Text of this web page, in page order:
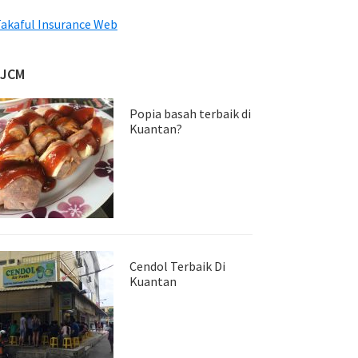
Insurance Web
Popia basah terbaik di
Kuantan?
Cendol Terbaik Di
Kuantan